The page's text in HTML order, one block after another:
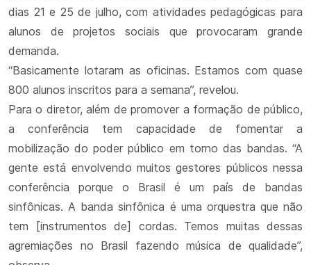
dias 21 e 25 de julho, com atividades pedagógicas para
alunos de projetos sociais que provocaram grande
demanda.
“Basicamente lotaram as oficinas. Estamos com quase
800 alunos inscritos para a semana”, revelou.
Para o diretor, além de promover a formação de público,
a conferência tem capacidade de fomentar a
mobilização do poder público em torno das bandas. “A
gente está envolvendo muitos gestores públicos nessa
conferência porque o Brasil é um país de bandas
sinfônicas. A banda sinfônica é uma orquestra que não
tem [instrumentos de] cordas. Temos muitas dessas
agremiações no Brasil fazendo música de qualidade”,